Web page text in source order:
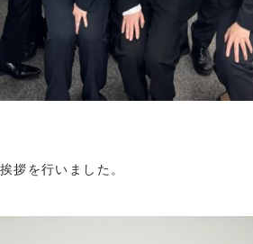
拶を行いました。